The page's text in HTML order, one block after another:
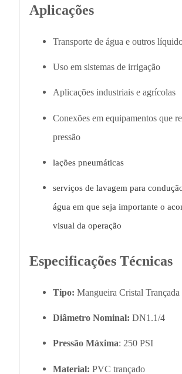
Aplicações
Transporte de água e outros
Uso em sistemas de irrigação
Aplicações industriais e agrícolas
Conexões em equipamentos que
pressão
lações pneumáticas
serviços de lavagem para
água em que seja importante o
visual da operação
Especificações Técnicas
Tipo: Mangueira Cristal Trançada
Diâmetro Nominal: DN1.1/4
Pressão Máxima: 250 PSI
Material: PVC trançado